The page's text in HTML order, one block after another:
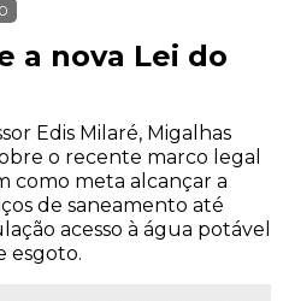
a nova Lei do
Edis Milaré, Migalhas
o recente marco legal
como meta alcançar a
de saneamento até
acesso à água potável
esgoto.